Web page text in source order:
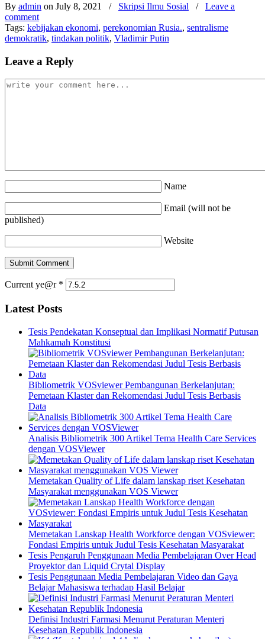
By admin on July 8, 2021 / Skripsi Ilmu Sosial / Leave a
comment
Tags: kebijakan ekonomi, perekonomian Rusia., sentralisme
demokratik, tindakan politik, Vladimir Putin
Leave a Reply
Name
Email (will not be
published)
Website
Current ye@r *
Latest Posts
Tesis Pendekatan Konseptual dan Implikasi Normatif Putusan
Mahkamah Konstitusi
Bibliometrik VOSviewer Pembangunan Berkelanjutan:
Pemetaan Klaster dan Rekomendasi Judul Tesis Berbasis
Data
Analisis Bibliometrik 300 Artikel Tema Health Care Services
dengan VOSViewer
Memetakan Quality of Life dalam lanskap riset Kesehatan
Masyarakat menggunakan VOS Viewer
Memetakan Lanskap Health Workforce dengan VOSviewer:
Fondasi Empiris untuk Judul Tesis Kesehatan Masyarakat
Tesis Pengaruh Penggunaan Media Pembelajaran Over Head
Proyektor dan Liquid Crytal Display
Tesis Penggunaan Media Pembelajaran Video dan Gaya
Belajar Mahasiswa terhadap Hasil Belajar
Definisi Industri Farmasi Menurut Peraturan Menteri
Kesehatan Republik Indonesia